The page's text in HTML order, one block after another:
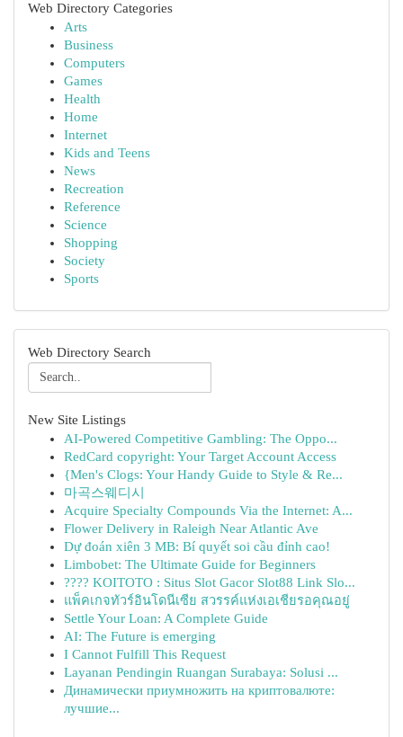
Web Directory Categories
Arts
Business
Computers
Games
Health
Home
Internet
Kids and Teens
News
Recreation
Reference
Science
Shopping
Society
Sports
Web Directory Search
New Site Listings
AI-Powered Competitive Gambling: The Oppo...
RedCard copyright: Your Target Account Access
{Men's Clogs: Your Handy Guide to Style & Re...
마곡스웨디시
Acquire Specialty Compounds Via the Internet: A...
Flower Delivery in Raleigh Near Atlantic Ave
Dự đoán xiên 3 MB: Bí quyết soi cầu đỉnh cao!
Limbobet: The Ultimate Guide for Beginners
???? KOITOTO : Situs Slot Gacor Slot88 Link Slo...
แพ็คเกจทัวร์อินโดนีเซีย สวรรค์แห่งเอเชียรอคุณอยู่
Settle Your Loan: A Complete Guide
AI: The Future is emerging
I Cannot Fulfill This Request
Layanan Pendingin Ruangan Surabaya: Solusi ...
Динамически приумножить на криптовалюте:
лучшие...